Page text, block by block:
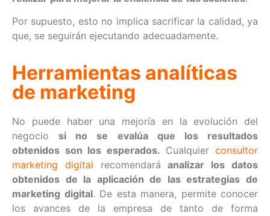
Por supuesto, esto no implica sacrificar la calidad, ya
que, se seguirán ejecutando adecuadamente.
Herramientas analíticas
de marketing
No puede haber una mejoría en la evolución del
negociosi no se evalúa que los resultados
obtenidos son los esperados. Cualquierconsultor
marketing digital recomendaráanalizar los datos
obtenidos de la aplicación de las estrategias de
marketing digital. De esta manera, permite conocer
los avances de la empresa de tanto de forma